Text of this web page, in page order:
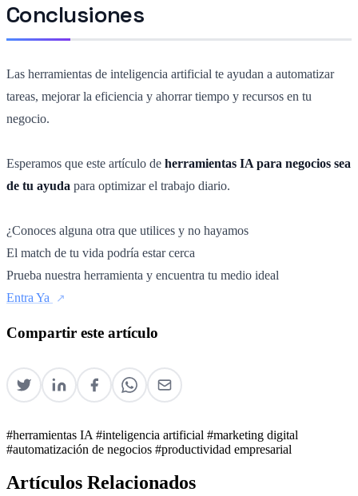
Conclusiones
Las herramientas de inteligencia artificial te ayudan a automatizar
tareas, mejorar la eficiencia y ahorrar tiempo y recursos en tu
negocio.
Esperamos que este artículo de herramientas IA para negocios sea
de tu ayuda para optimizar el trabajo diario.
¿Conoces alguna otra que utilices y no hayamos
El match de tu vida podría estar cerca
Prueba nuestra herramienta y encuentra tu medio ideal
Entra Ya
Compartir este artículo
#herramientas IA #inteligencia artificial #marketing digital
#automatización de negocios #productividad empresarial
Artículos Relacionados